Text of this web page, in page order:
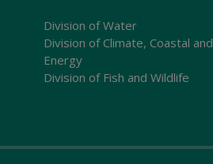
Division of Water
Division of Climate, Coastal and
Energy
Division of Fish and Wildlife